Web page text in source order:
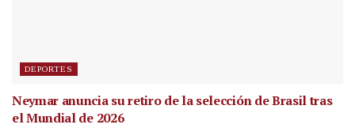
DEPORTES
Neymar anuncia su retiro de la selección de Brasil tras
el Mundial de 2026